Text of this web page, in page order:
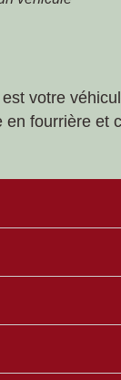
votre
fourrière et